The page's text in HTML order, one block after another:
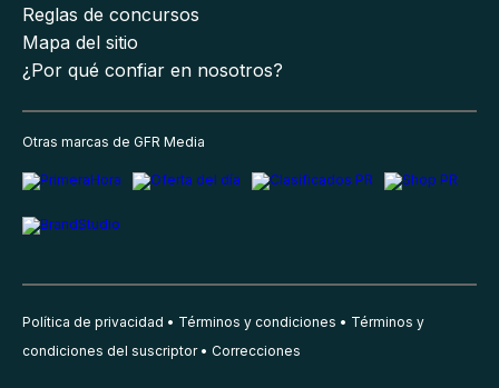
Reglas de concursos
Mapa del sitio
¿Por qué confiar en nosotros?
Otras marcas de GFR Media
Política de privacidad Términos y condiciones
Términos y
condiciones del suscriptor
Correcciones